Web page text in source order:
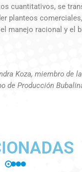
cuantitativos, se
planteos
manejo racional y el
Koza, miembro de
de Producción